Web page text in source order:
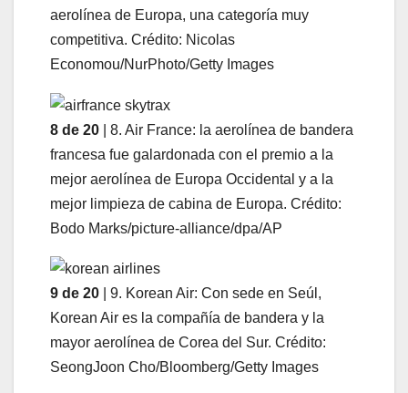
aerolínea de Europa, una categoría muy
competitiva. Crédito: Nicolas
Economou/NurPhoto/Getty Images
8 de 20 | 8. Air France: la aerolínea de bandera
francesa fue galardonada con el premio a la
mejor aerolínea de Europa Occidental y a la
mejor limpieza de cabina de Europa. Crédito:
Bodo Marks/picture-alliance/dpa/AP
9 de 20 | 9. Korean Air: Con sede en Seúl,
Korean Air es la compañía de bandera y la
mayor aerolínea de Corea del Sur. Crédito:
SeongJoon Cho/Bloomberg/Getty Images